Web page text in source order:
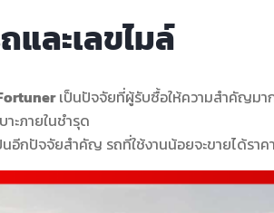
และเลขไมล์
เป็นปัจจัยที่ผู้รับซื้อให้ความสำคัญมา
าะภายในชำรุด
นอีกปัจจัยสำคัญ รถที่ใช้งานน้อยจะขายได้รา